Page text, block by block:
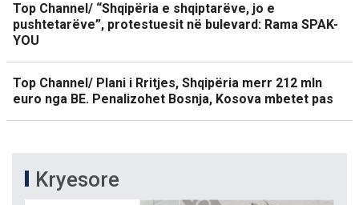
Top Channel/ “Shqipëria e shqiptarëve, jo e
pushtetarëve”, protestuesit në bulevard: Rama SPAK-
YOU
Top Channel/ Plani i Rritjes, Shqipëria merr 212 mln
euro nga BE. Penalizohet Bosnja, Kosova mbetet pas
Kryesore